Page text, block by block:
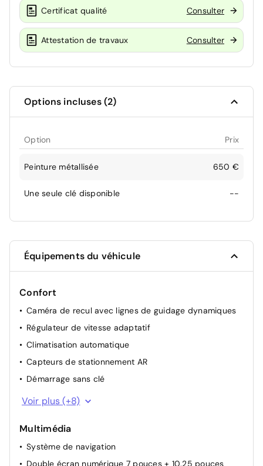
Certificat qualité Consulter
Attestation de travaux Consulter
Options incluses (2)
Option Prix
Peinture métallisée 650 €
Une seule clé disponible --
Équipements du véhicule
Confort
Caméra de recul avec lignes de guidage dynamiques
Régulateur de vitesse adaptatif
Climatisation automatique
Capteurs de stationnement AR
Démarrage sans clé
Rétroviseurs extérieurs chauffants et rabattables
électriquement
Reconnaissance des panneaux de signalisation
Vitres électriques AV/AR dont vitre conducteur à
impulsion
Voir plus (+8)
Multimédia
Système de navigation
Double écran numérique 7 pouces + 10,25 pouces